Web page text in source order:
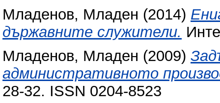
Младенов, Младен (2014)
държавните служители.
Младенов, Младен (2009)
административното
28-32. ISSN 0204-8523